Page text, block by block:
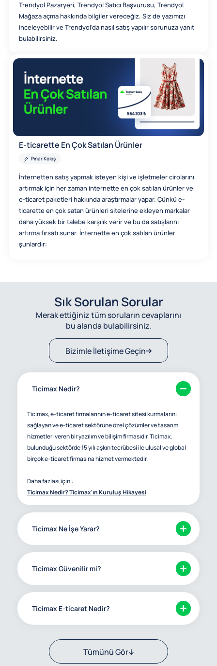
Trendyol Pazaryeri, Trendyol Satıcı Başvurusu, Trendyol
Mağaza açma hakkında bilgiler vereceğiz. Siz de yazımızı
inceleyebilir ve Trendyol’da nasıl satış yapılır sorunuza yanıt
bulabilirsiniz.
E-ticarette En Çok Satılan Ürünler
Pınar Keleş
İnternetten satış yapmak isteyen kişi ve işletmeler cirolarını
artırmak için her zaman internette en çok satılan ürünler ve
e-ticaret paketleri hakkında araştırmalar yapar. Çünkü e-
ticarette en çok satan ürünleri sitelerine ekleyen markalar
daha yüksek bir talebe karşılık verir ve bu da satışlarını
artırma fırsatı sunar. İnternette en çok satılan ürünler
şunlardır:
Sık Sorulan Sorular
Merak ettiğiniz tüm soruların cevaplarını
bu alanda bulabilirsiniz.
Bizimle İletişime Geçin
Ticimax Nedir?
Ticimax, e-ticaret firmalarının e-ticaret sitesi kurmalarını
sağlayan ve e-ticaret sektörüne özel çözümler ve tasarım
hizmetleri veren bir yazılım ve bilişim firmasıdır. Ticimax,
bulunduğu sektörde 15 yılı aşkın tecrübesi ile ulusal ve global
birçok e-ticaret firmasına hizmet vermektedir.
Daha fazlası için :
Ticimax Nedir? Ticimax'ın Kuruluş Hikayesi
Ticimax Ne İşe Yarar?
Ticimax Güvenilir mi?
Ticimax E-ticaret Nedir?
Tümünü Gör